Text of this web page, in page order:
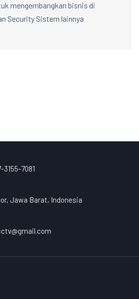
mengembangkan bisnis di
Security Sistem lainnya
3155-7081
Jawa Barat, Indonesia